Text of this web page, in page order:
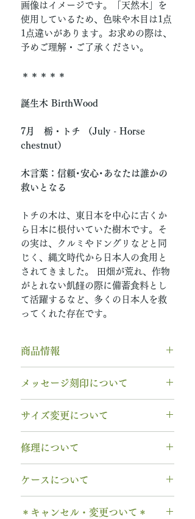
画像はイメージです。「天然木」を
使用しているため、色味や木目は1点
1点違いがあります。お求めの際は、
予めご理解・ご了承ください。
＊＊＊＊＊
誕生木 BirthWood
7月 栃・トチ （July - Horse
chestnut）
木言葉：信頼･安心･あなたは誰かの
救いとなる
トチの木は、東日本を中心に古くか
ら日本に根付いていた樹木です。そ
の実は、クルミやドングリなどと同
じく、縄文時代から日本人の食用と
されてきました。 田畑が荒れ、作物
がとれない飢饉の際に備蓄食料とし
て活躍するなど、多くの日本人を救
ってくれた存在です。
商品情報
木種： 栃 トチ
納期： 6週間〜7週間
メッセージ刻印について
フォント：ブロック体
以下の組み合わせが可能です。
A～Z 英字 大文字のみ（※小文
字は不可です）
0～9 数字
. ドット
サイズ変更について
ません 。
お届け日より3週間以内であれば、
1回に限り無料にて新品交換いたし
ます。
修理について
て】
り替え対応になります。
ケースについて
＊キャンセル・変更ついて＊